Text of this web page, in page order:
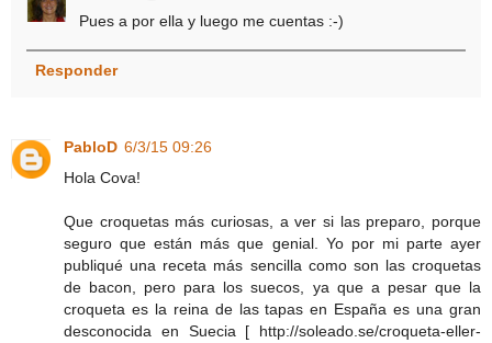
Pues a por ella y luego me cuentas :-)
Responder
PabloD 6/3/15 09:26
Hola Cova!
Que croquetas más curiosas, a ver si las preparo, porque
seguro que están más que genial. Yo por mi parte ayer
publiqué una receta más sencilla como son las croquetas
de bacon, pero para los suecos, ya que a pesar que la
croqueta es la reina de las tapas en España es una gran
desconocida en Suecia [ http://soleado.se/croqueta-eller-